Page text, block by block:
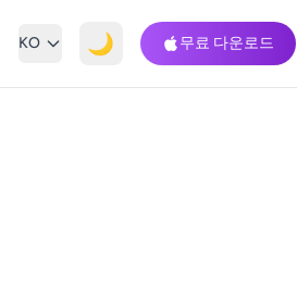
KO 🌙 무료 다운로드